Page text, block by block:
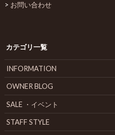
> お問い合わせ
カテゴリ一覧
INFORMATION
OWNER BLOG
SALE ・イベント
STAFF STYLE